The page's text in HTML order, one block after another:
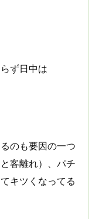
ず日中は
のも要因の一つ
客離れ）、パチ
キツくなってる